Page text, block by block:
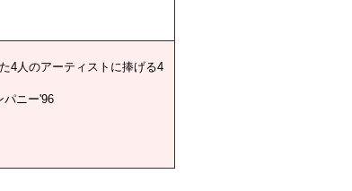
4人のアーティストに捧げる4
パニー'96